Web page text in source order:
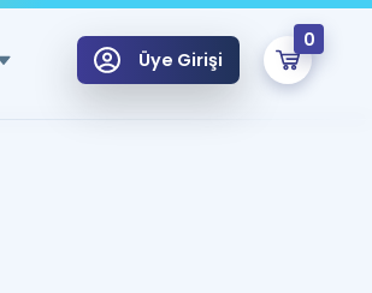
Üye Girişi
0